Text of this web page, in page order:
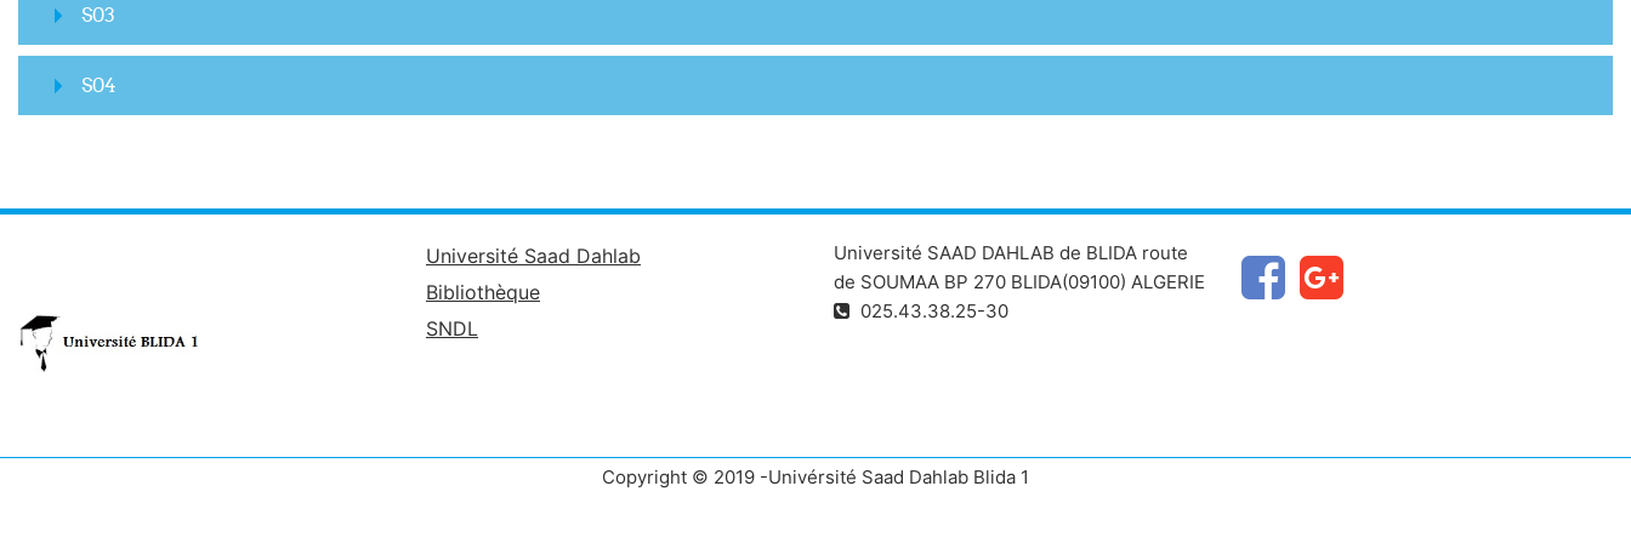
S03
S04
Université Saad Dahlab
Bibliothèque
SNDL
Université SAAD DAHLAB de BLIDA route
de SOUMAA BP 270 BLIDA(09100) ALGERIE
025.43.38.25-30
Copyright © 2019 -Univérsité Saad Dahlab Blida 1